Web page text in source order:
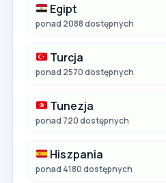
Egipt
ponad 2088 dostępnych
Turcja
ponad 2570 dostępnych
Tunezja
ponad 720 dostępnych
Hiszpania
ponad 4180 dostępnych